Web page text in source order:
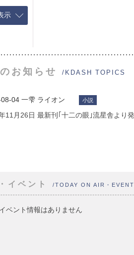
示
お知らせ /KDASH TOPICS
04 一雫 ライオン 小説
11月26日 最新刊｢十二の眼｣流星舎より
イベント /TODAY ON AIR・
ベント情報はありません